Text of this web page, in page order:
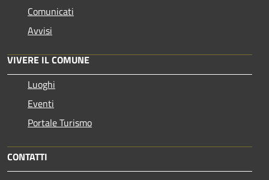
Comunicati
Avvisi
VIVERE IL COMUNE
Luoghi
Eventi
Portale Turismo
CONTATTI